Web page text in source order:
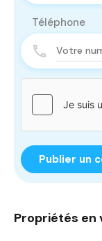
Téléphone
Propriétés en